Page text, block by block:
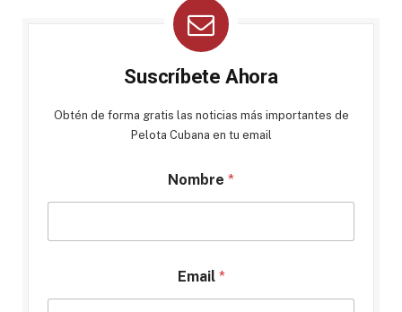
Suscríbete Ahora
Obtén de forma gratis las noticias más importantes de
Pelota Cubana en tu email
Nombre *
Email *